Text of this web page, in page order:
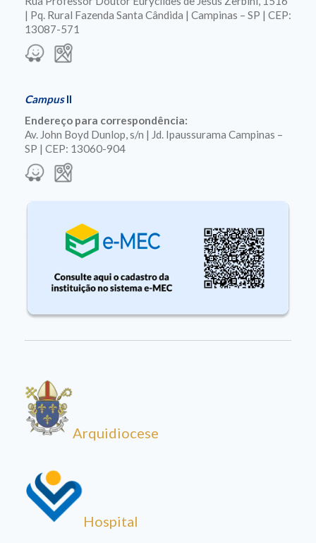
| Pq. Rural Fazenda Santa Cândida | Campinas – SP | CEP:
13087-571
CampusII
Endereço para correspondência:
Av. John Boyd Dunlop, s/n | Jd. Ipaussurama Campinas –
SP | CEP: 13060-904
Arquidiocese
Hospital